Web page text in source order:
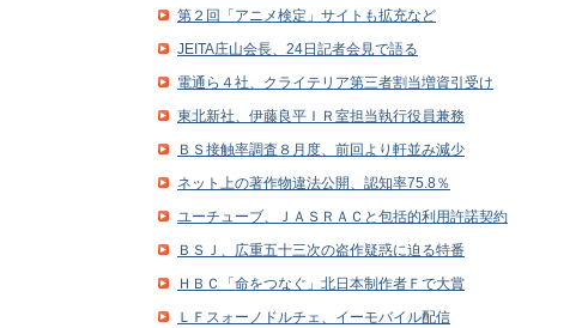
第２回「アニメ検定」サイトも拡充など
JEITA庄山会長、24日記者会見で語る
電通ら４社、クライテリア第三者割当増資引受け
東北新社、伊藤良平ＩＲ室担当執行役員兼務
ＢＳ接触率調査８月度、前回より軒並み減少
ネット上の著作物違法公開、認知率75.8％
ユーチューブ、ＪＡＳＲＡＣと包括的利用許諾契約
ＢＳＪ、広重五十三次の盗作疑惑に迫る特番
ＨＢＣ「命をつなぐ」北日本制作者Ｆで大賞
ＬＦスォーノドルチェ、イーモバイル配信